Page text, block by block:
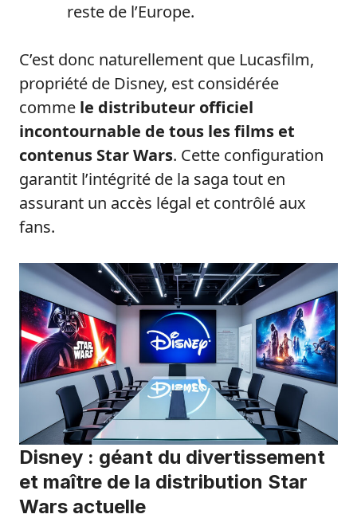
reste de l’Europe.
C’est donc naturellement que Lucasfilm,
propriété de Disney, est considérée
comme le distributeur officiel
incontournable de tous les films et
contenus Star Wars. Cette configuration
garantit l’intégrité de la saga tout en
assurant un accès légal et contrôlé aux
fans.
Disney : géant du divertissement
et maître de la distribution Star
Wars actuelle